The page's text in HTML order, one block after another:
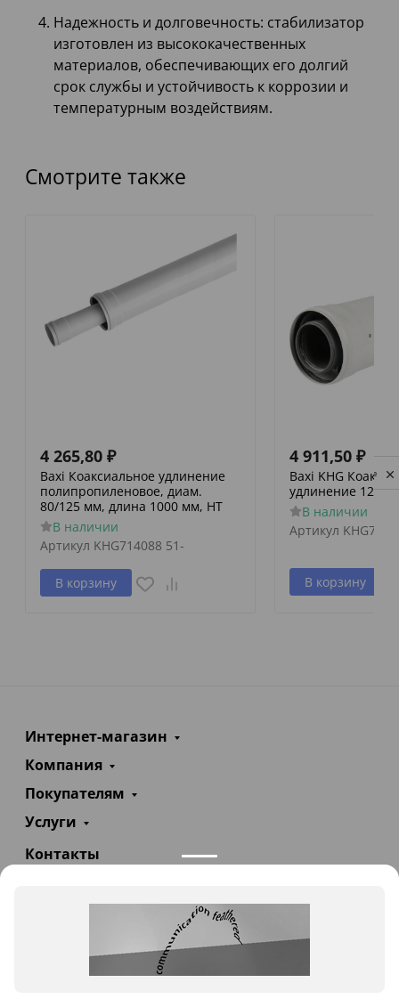
Надежность и долговечность: стабилизатор
изготовлен из высококачественных
материалов, обеспечивающих его долгий
срок службы и устойчивость к коррозии и
температурным воздействиям.
Смотрите также
4 265,80 ₽
Baxi Коаксиальное удлинение
полипропиленовое, диам.
80/125 мм, длина 1000 мм, HT
В наличии
Артикул KHG714088 51-
В корзину
4 911,50 ₽
Baxi KHG
удлинение 125/
В наличии
Артикул
В корзину
Интернет-магазин
Компания
Покупателям
Услуги
Контакты
Privacy notice